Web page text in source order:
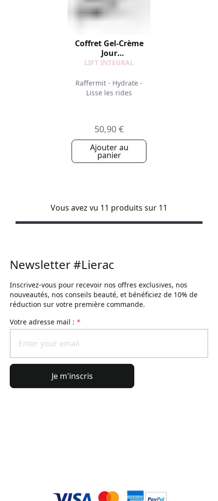
Coffret Gel-Crème
Jour
Raffermissante
LIFT INTEGRAL
Raffermit - Hydrate -
Lisse les rides
50,90 €
Ajouter au
panier
Vous avez vu 11 produits sur 11
Newsletter #Lierac
Inscrivez-vous pour recevoir nos offres exclusives, nos
nouveautés, nos conseils beauté, et bénéficiez de 10% de
réduction sur votre première commande.
Votre adresse mail : *
Je m'inscris